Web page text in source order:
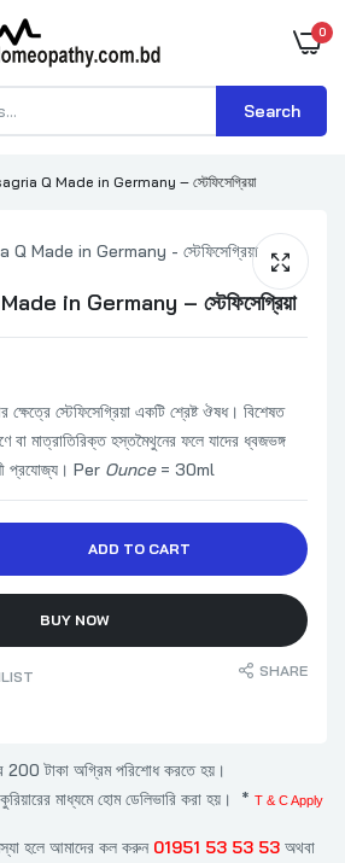
0
Search
Q Made in Germany – স্টেফিসেগ্রিয়া
in Germany – স্টেফিসেগ্রিয়া
750.00৳ .
.
স্টেফিসেগ্রিয়া একটি শ্রেষ্ট ঔষধ। বিশেষত
বা মাত্রাতিরিক্ত হস্তমৈথুনের ফলে যাদের ধ্বজভঙ্গ
প্রযোজ্য। Per Ounce= 30ml
Germany - স্টেফিসেগ্রিয়া quantity
ADD TO CART
BUY NOW
SHARE
200 টাকা অগ্রিম পরিশোধ করতে হয়।
কুরিয়ারের মাধ্যমে হোম ডেলিভারি করা হয়। * T & C Apply
হলে আমাদের কল করুন 01951 53 53 53অথবা